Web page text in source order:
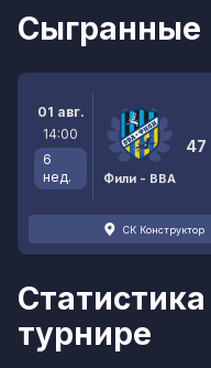
Сыгранные
01 авг.
14:00
6
нед.
Фили - ВВА
47
СК Конструктор
турнире